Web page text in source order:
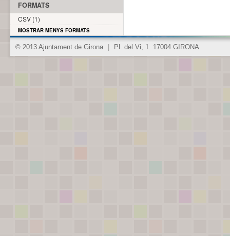
FORMATS
CSV (1)
MOSTRAR MENYS FORMATS
© 2013 Ajuntament de Girona Pl. del Vi, 1. 17004 GIRONA